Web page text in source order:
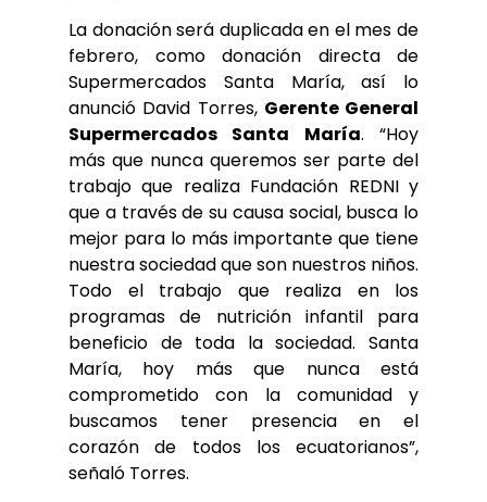
La donación será duplicada en el mes de
febrero, como donación directa de
Supermercados Santa María, así lo
anunció David Torres, Gerente General
Supermercados Santa María. “Hoy
más que nunca queremos ser parte del
trabajo que realiza Fundación REDNI y
que a través de su causa social, busca lo
mejor para lo más importante que tiene
nuestra sociedad que son nuestros niños.
Todo el trabajo que realiza en los
programas de nutrición infantil para
beneficio de toda la sociedad. Santa
María, hoy más que nunca está
comprometido con la comunidad y
buscamos tener presencia en el
corazón de todos los ecuatorianos”,
señaló Torres.